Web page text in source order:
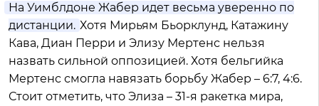
На Уимблдоне Жабер идет весьма уверенно по
дистанции. Хотя Мирьям Бьорклунд, Катажину
Кава, Диан Перри и Элизу Мертенс нельзя
назвать сильной оппозицией. Хотя бельгийка
Мертенс смогла навязать борьбу Жабер – 6:7, 4:6.
Стоит отметить, что Элиза – 31-я ракетка мира,